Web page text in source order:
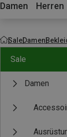
Damen Herren
SaleDamen
Sale
Damen